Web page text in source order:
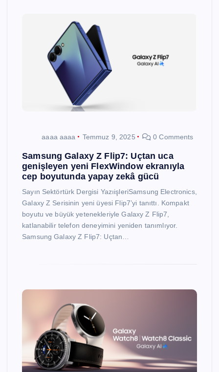
aaaa aaaa Temmuz 9, 2025 0 Comments
Samsung Galaxy Z Flip7: Uçtan uca
genişleyen yeni FlexWindow ekranıyla
cep boyutunda yapay zekâ gücü
Sayın Sektörtürk Dergisi YazıişleriSamsung Electronics,
Galaxy Z Serisinin yeni üyesi Flip7’yi tanıttı. Kompakt
boyutu ve büyük yetenekleriyle Galaxy Z Flip7,
katlanabilir telefon deneyimini yeniden tanımlıyor.
Samsung Galaxy Z Flip7: Uçtan…